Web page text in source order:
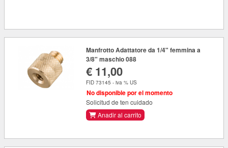
Manfrotto Adattatore da 1/4" femmina a
3/8" maschio 088
€ 11,00
FID 73145 - iva % US
No disponible por el momento
Solicitud de ten cuidado
Anadir al carrito